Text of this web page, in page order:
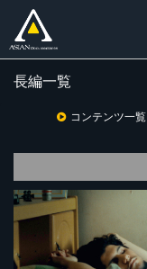
長編一覧
コンテンツ一覧